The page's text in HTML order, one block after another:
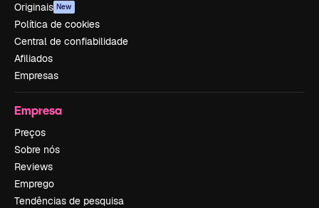
Originais New
Política de cookies
Central de confiabilidade
Afiliados
Empresas
Empresa
Preços
Sobre nós
Reviews
Emprego
Tendências de pesquisa